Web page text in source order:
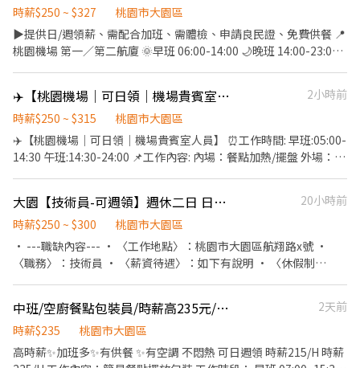
問 ⭐ 官方帳號 : https://lin.ee/jVYoe5J ★ 加入後請幫我留姓名 / 電
話 / 截圖職缺文 ★
時薪$250 ~ $327
桃園市大園區
▶️提供日/週領薪、需配合加班、需體檢、申請良民證、免費供餐 📍
桃園機場 第一／第二航廈 🌞早班 06:00-14:00 🌙晚班 14:00-23:00
益／托福） ✨ 漂漂亮亮上班 ✨ 工作環境高級有冷氣 ✨ 接觸國際旅
客 氣質感直接拉滿 😎一個偶然 跟偶像近距離接觸 📞蔡小姐｜0902-
328-212 03-4385235*14
✈️【桃園機場｜可日領｜機場貴賓室人員】
2小時前
時薪$250 ~ $315
桃園市大園區
✈️【桃園機場｜可日領｜機場貴賓室人員】 ⏰工作時間: 早班:05:00-
14:30 午班:14:30-24:00 📌工作內容: 內場：餐點加熱/擺盤 外場：送
配合久站與體檢 上下班需搭機捷進出機場航廈管制區(個人汽機車無
法進入) 機車可停 🚄S11(坑口站)/🚄S16(橫三站)/🚄A15(大園站) ✅
免費供餐(吃到飽) ✅可日領 / 週領（配合銀行免手續費） 你將身著
專業制服👔為全球商務人士提供最尊榮的服務！
0906873068 (林小姐) ☎電話直撥 優先諮詢：03-4385235 #13 (林
小姐) 還有更多高薪職缺 歡迎私訊預約面談！
大園【技術員-可週領】週休二日 日中班自選 M-L6
20小時前
時薪$250 ~ $300
桃園市大園區
• ---職缺內容--- • 〈工作地點〉：桃園市大園區航翔路x號 •
〈職務〉：技術員 • 〈薪資待遇〉：如下有說明 • 〈休假制
• Ⅱ、中班 • 週休：B---15:00-24:00(43300-47300元) • 5. 主管
交辦事項 • 〈工作內容〉：B 1.半導體機台相關零組件的清潔、檢
查與包裝作業 2.依標準流程進行作業，工作內容穩定、不複雜 3.英
文電腦系統操作、資料登錄 4.作業期間須穿著全套無塵衣（工作環
中班/空廚餐點包裝員/時薪高235元/供餐/有空調/汽機車免費停
2天前
時薪$235
桃園市大園區
高時薪✨️加班多✨️有供餐 ✨️有空調 不悶熱 可日週領 時薪215/H 時薪